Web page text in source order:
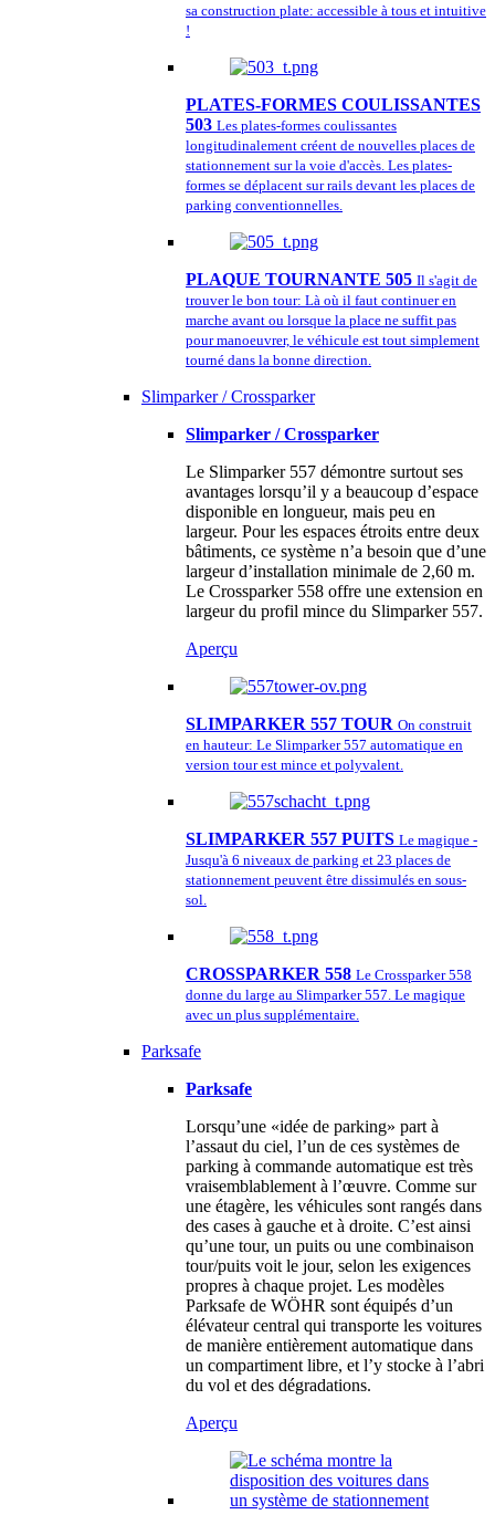
sa construction plate: accessible à tous et intuitive
!
PLATES-FORMES COULISSANTES
503 Les plates-formes coulissantes
longitudinalement créent de nouvelles places de
stationnement sur la voie d'accès. Les plates-
formes se déplacent sur rails devant les places de
parking conventionnelles.
PLAQUE TOURNANTE 505 Il s'agit de
trouver le bon tour: Là où il faut continuer en
marche avant ou lorsque la place ne suffit pas
pour manoeuvrer, le véhicule est tout simplement
tourné dans la bonne direction.
Slimparker / Crossparker
Slimparker / Crossparker
Le Slimparker 557 démontre surtout ses
avantages lorsqu’il y a beaucoup d’espace
disponible en longueur, mais peu en
largeur. Pour les espaces étroits entre deux
bâtiments, ce système n’a besoin que d’une
largeur d’installation minimale de 2,60 m.
Le Crossparker 558 offre une extension en
largeur du profil mince du Slimparker 557.
Aperçu
SLIMPARKER 557 TOUR On construit
en hauteur: Le Slimparker 557 automatique en
version tour est mince et polyvalent.
SLIMPARKER 557 PUITS Le magique -
Jusqu'à 6 niveaux de parking et 23 places de
stationnement peuvent être dissimulés en sous-
sol.
CROSSPARKER 558 Le Crossparker 558
donne du large au Slimparker 557. Le magique
avec un plus supplémentaire.
Parksafe
Parksafe
Lorsqu’une «idée de parking» part à
l’assaut du ciel, l’un de ces systèmes de
parking à commande automatique est très
vraisemblablement à l’œuvre. Comme sur
une étagère, les véhicules sont rangés dans
des cases à gauche et à droite. C’est ainsi
qu’une tour, un puits ou une combinaison
tour/puits voit le jour, selon les exigences
propres à chaque projet. Les modèles
Parksafe de WÖHR sont équipés d’un
élévateur central qui transporte les voitures
de manière entièrement automatique dans
un compartiment libre, et l’y stocke à l’abri
du vol et des dégradations.
Aperçu